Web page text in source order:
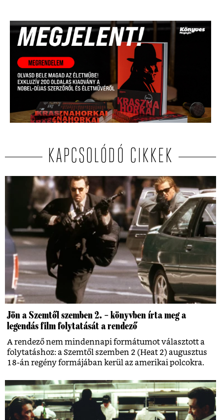
KAPCSOLÓDÓ CIKKEK
Jön a Szemtől szemben 2. – könyvben írta meg a
legendás film folytatását a rendező
A rendező nem mindennapi formátumot választott a
folytatáshoz: a Szemtől szemben 2 (Heat 2) augusztus
18-án regény formájában kerül az amerikai polcokra.